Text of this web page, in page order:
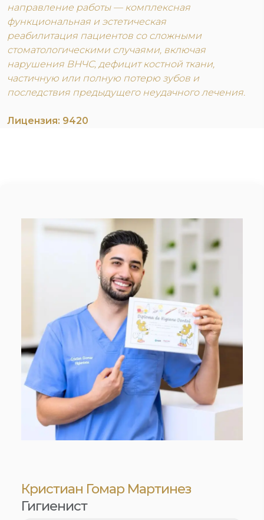
направление работы — комплексная
функциональная и эстетическая
реабилитация пациентов со сложными
стоматологическими случаями, включая
нарушения ВНЧС, дефицит костной ткани,
частичную или полную потерю зубов и
последствия предыдущего неудачного лечения.
Лицензия: 9420
Кристиан Гомар Мартинез
Гигиенист